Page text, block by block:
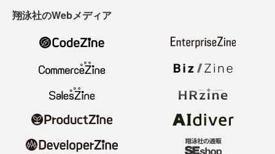
翔泳社のWebメディア